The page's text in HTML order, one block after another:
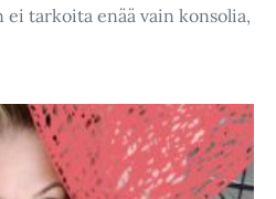
tarkoita enää vain konsolia,